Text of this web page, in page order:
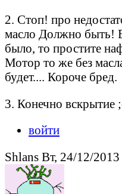
2. Стоп! про
масло Должно быть!
было, то простите
Мотор то же без
будет.... Короче бред.
3. Конечно вскрытие
войти
Shlans Вт, 24/12/2013